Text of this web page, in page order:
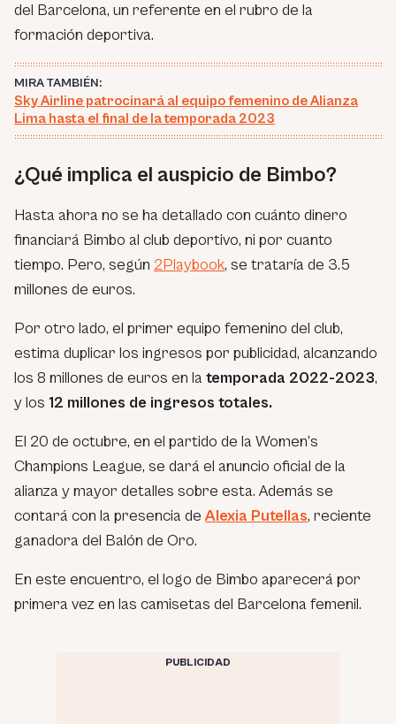
del Barcelona, un referente en el rubro de la
formación deportiva.
MIRA TAMBIÉN:
Sky Airline patrocinará al equipo femenino de Alianza
Lima hasta el final de la temporada 2023
¿Qué implica el auspicio de Bimbo?
Hasta ahora no se ha detallado con cuánto dinero
financiará Bimbo al club deportivo, ni por cuanto
tiempo. Pero, según 2Playbook, se trataría de 3.5
millones de euros.
Por otro lado, el primer equipo femenino del club,
estima duplicar los ingresos por publicidad, alcanzando
los 8 millones de euros en la temporada 2022-2023,
y los 12 millones de ingresos totales.
El 20 de octubre, en el partido de la Women’s
Champions League, se dará el anuncio oficial de la
alianza y mayor detalles sobre esta. Además se
contará con la presencia deAlexia Putellas, reciente
ganadora del Balón de Oro.
En este encuentro, el logo de Bimbo aparecerá por
primera vez en las camisetas del Barcelona femenil.
PUBLICIDAD